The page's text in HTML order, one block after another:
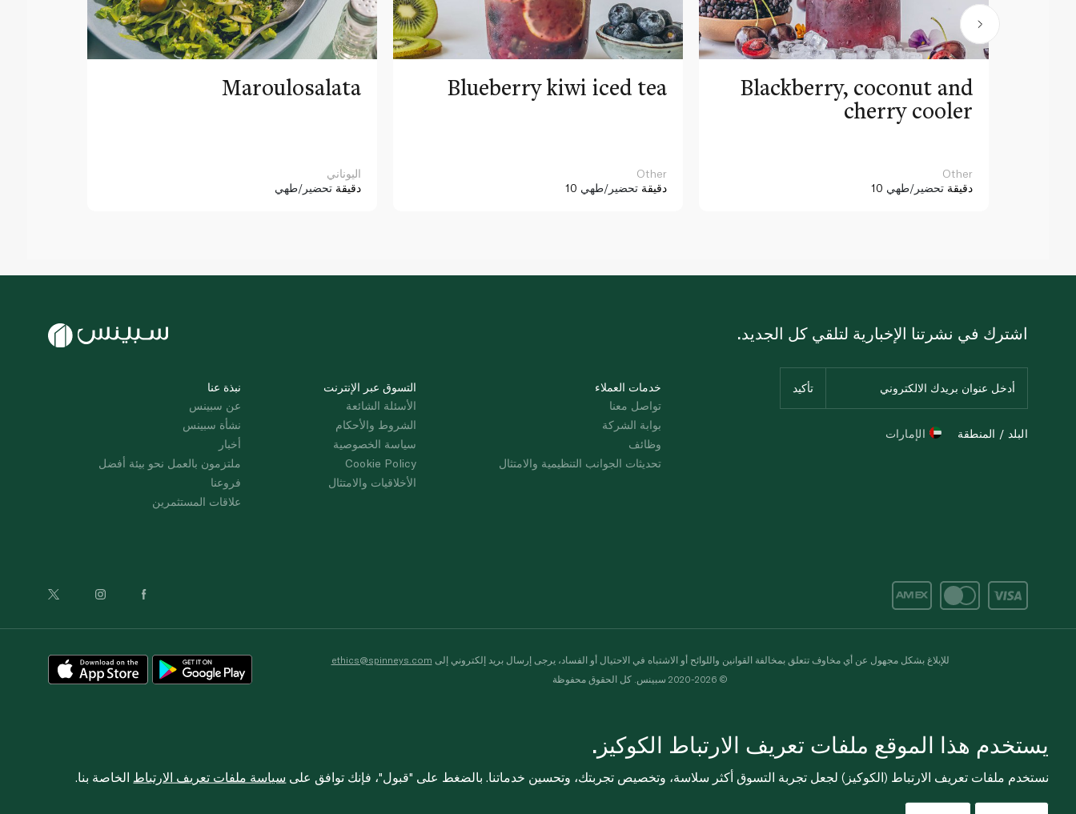
Maroulosalata
اليوناني
دقيقة تحضير/طهي
Blueberry kiwi iced tea
Other
10 دقيقة تحضير/طهي
Blackberry, coconut and
cherry cooler
Other
10 دقيقة تحضير/طهي
نبذة عنا
عن سبينس
نشأة سبينس
أخبار
ملتزمون بالعمل نحو بيئة أفضل
فروعنا
علاقات المستثمرين
التسوق عبر الإنترنت
الأسئلة الشائعة
الشروط والأحكام
سياسة الخصوصية
Cookie Policy
الأخلاقيات والامتثال
خدمات العملاء
تواصل معنا
بوابة الشركة
وظائف
تحديثات الجوانب التنظيمية والامتثال
اشترك في نشرتنا الإخبارية لتلقي كل الجديد.
البلد / المنطقة الإمارات
للإبلاغ بشكل مجهول عن أي مخاوف تتعلق بمخالفة القوانين واللوائح أو الاشتباه في الاحتيال أو الفساد، يرجى إرسال بريد إلكتروني إلى ethics@spinneys.com
© 2020-2026 سبينس. كل الحقوق محفوظة
يستخدم هذا الموقع ملفات تعريف الارتباط الكوكيز.
نستخدم ملفات تعريف الارتباط (الكوكيز) لجعل تجربة التسوق أكثر سلاسة، وتخصيص تجربتك، وتحسين خدماتنا. بالضغط على "قبول"، فإنك توافق على سياسة ملفات تعريف الارتباط الخاصة بنا.